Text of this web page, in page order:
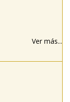
Ver más...